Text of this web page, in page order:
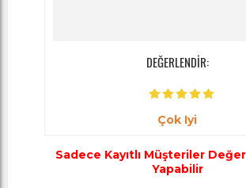
DEĞERLENDİR:
Çok Iyi
Sadece Kayıtlı Müşteriler
Yapabilir